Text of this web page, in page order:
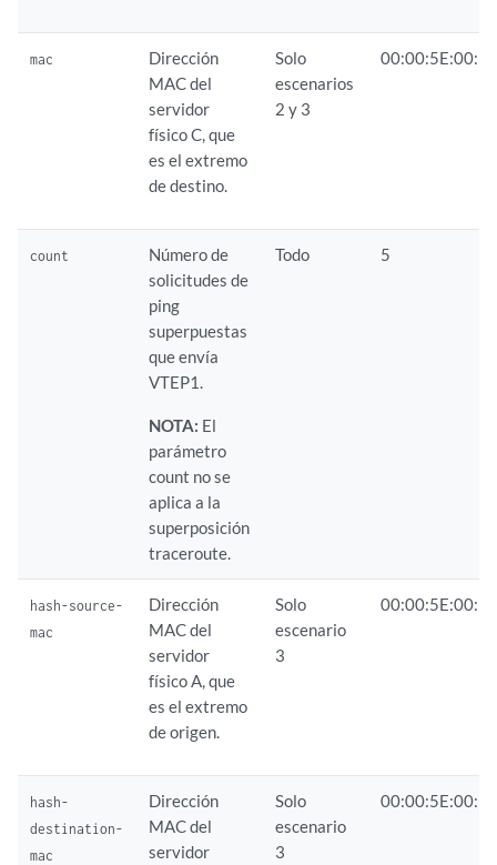
mac
Dirección
MAC del
servidor
físico C, que
es el extremo
de destino.
Solo
escenarios
2 y 3
count
Número de
solicitudes de
ping
superpuestas
que envía
VTEP1.
NOTA: El
parámetro
count no se
aplica a la
superposición
traceroute.
Todo 5
hash-source-
mac
Dirección
MAC del
servidor
físico A, que
es el extremo
de origen.
Solo
escenario
3
hash-
destination-
mac
Dirección
MAC del
servidor
Solo
escenario
3